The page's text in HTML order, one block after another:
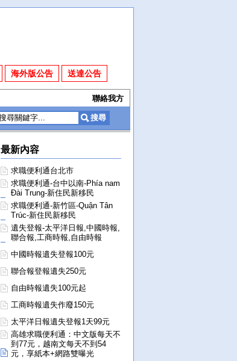
海外版公告 送達公告
聯絡我方
最新內容
求職便利通台北市
求職便利通-台中以南-Phía nam
Đài Trung-新住民新移民
求職便利通-新竹區-Quận Tân
Trúc-新住民新移民
遺失登報-太平洋日報,中國時報,
聯合報,工商時報,自由時報
中國時報遺失登報100元
聯合報登報遺失250元
自由時報遺失100元起
工商時報遺失作廢150元
太平洋日報遺失登報1天99元
高雄求職便利通：中文版每天不
到77元，越南文每天不到54
元，享紙本+網路雙曝光